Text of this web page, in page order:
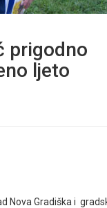
prigodno
ljeto
Nova Gradiška i